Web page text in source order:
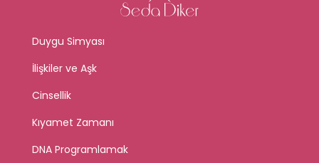
Duygu Simyası
İlişkiler ve Aşk
Cinsellik
Kıyamet Zamanı
DNA Programlamak